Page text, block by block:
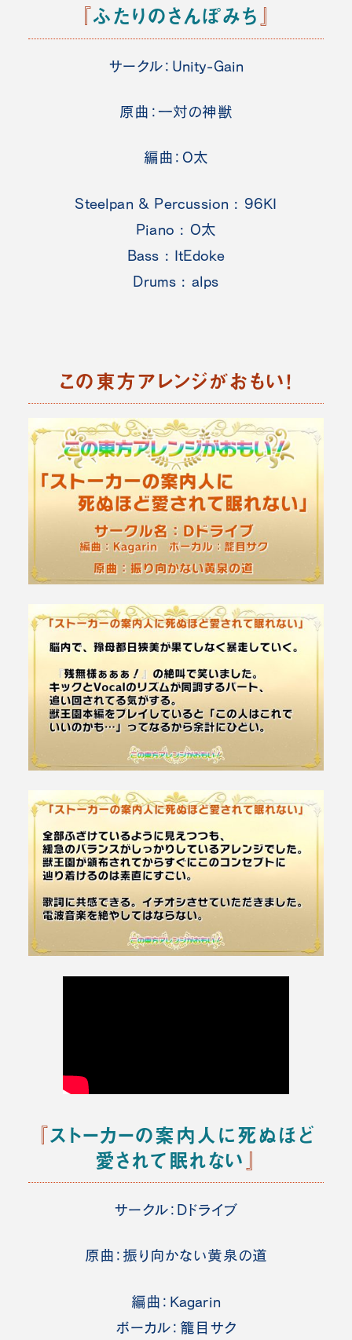
『ふたりのさんぽみち』
サークル：Unity-Gain
原曲：一対の神獣
編曲：O太
Steelpan & Percussion : 96KI
Piano : O太
Bass : ItEdoke
Drums : alps
この東方アレンジがおもい！
『ストーカーの案内人に死ぬほど
愛されて眠れない 』
サークル：Dドライブ
原曲：振り向かない黄泉の道
編曲：Kagarin
ボーカル：籠目サク